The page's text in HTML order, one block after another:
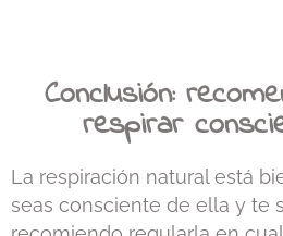
Conclusión:
respirar
La respiración natural está
seas consciente de ella y te